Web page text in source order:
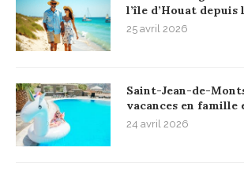
l’île d’Houat depuis
25 avril 2026
Saint-Jean-de-
vacances en famille
24 avril 2026